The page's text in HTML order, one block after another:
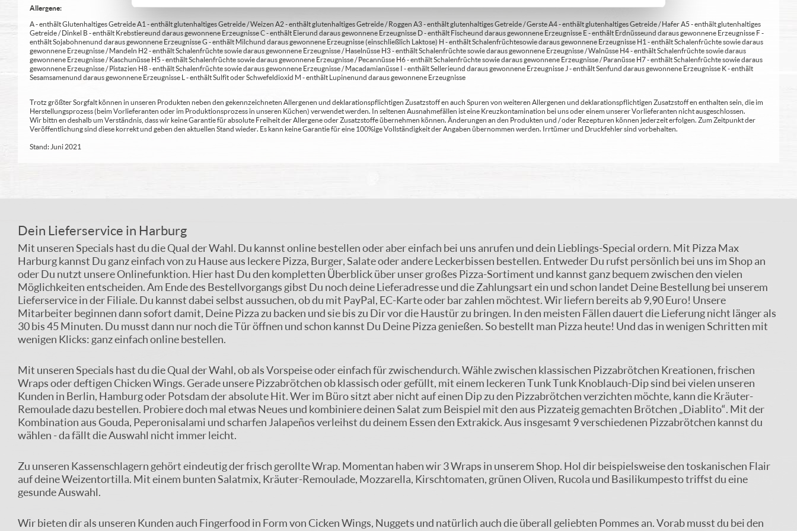
Allergene:
A - enthält Glutenhaltiges Getreide A1 - enthält glutenhaltiges Getreide / Weizen A2 - enthält glutenhaltiges Getreide / Roggen A3 - enthält glutenhaltiges Getreide / Gerste A4 - enthält glutenhaltiges Getreide / Hafer A5 - enthält glutenhaltiges
Getreide / Dinkel B - enthält Krebstiere und daraus gewonnene Erzeugnisse C - enthält Eier und daraus gewonnene Erzeugnisse D - enthält Fische und daraus gewonnene Erzeugnisse E - enthält Erdnüsse und daraus gewonnene Erzeugnisse F -
enthält Sojabohnen und daraus gewonnene Erzeugnisse G - enthält Milch und daraus gewonnene Erzeugnisse (einschließlich Laktose) H - enthält Schalenfrüchte sowie daraus gewonnene Erzeugnisse H1 - enthält Schalenfrüchte sowie daraus
gewonnene Erzeugnisse / Mandeln H2 - enthält Schalenfrüchte sowie daraus gewonnene Erzeugnisse / Haselnüsse H3 - enthält Schalenfrüchte sowie daraus gewonnene Erzeugnisse / Walnüsse H4 - enthält Schalenfrüchte sowie daraus
gewonnene Erzeugnisse / Kaschunüsse H5 - enthält Schalenfrüchte sowie daraus gewonnene Erzeugnisse / Pecannüsse H6 - enthält Schalenfrüchte sowie daraus gewonnene Erzeugnisse / Paranüsse H7 - enthält Schalenfrüchte sowie daraus
gewonnene Erzeugnisse / Pistazien H8 - enthält Schalenfrüchte sowie daraus gewonnene Erzeugnisse / Macadamianüsse I - enthält Sellerie und daraus gewonnene Erzeugnisse J - enthält Senf und daraus gewonnene Erzeugnisse K - enthält
Sesamsamen und daraus gewonnene Erzeugnisse L - enthält Sulfit oder Schwefeldioxid M - enthält Lupinen und daraus gewonnene Erzeugnisse
Trotz größter Sorgfalt können in unseren Produkten neben den gekennzeichneten Allergenen und deklarationspflichtigen Zusatzstoff en auch Spuren von weiteren Allergenen und deklarationspflichtigen Zusatzstoff en enthalten sein, die im
Herstellungsprozess (beim Vorlieferanten oder im Produktionsprozess in unseren Küchen) verwendet werden. In seltenen Ausnahmefällen ist eine Kreuzkontamination bei uns oder einem unserer Vorlieferanten nicht ausgeschlossen.
Wir bittn en deshalb um Verständnis, dass wir keine Garantie für absolute Freiheit der Allergene oder Zusatzstoffe übernehmen können. Änderungen an den Produkten und / oder Rezepturen können jederzeit erfolgen. Zum Zeitpunkt der
Veröffentlichung sind diese korrekt und geben den aktuellen Stand wieder. Es kann keine Garantie für eine 100%ige Vollständigkeit der Angaben übernommen werden. Irrtümer und Druckfehler sind vorbehalten.
Stand: Juni 2021
Dein Lieferservice in Harburg
Mit unseren Specials hast du die Qual der Wahl. Du kannst online bestellen oder aber einfach bei uns anrufen und dein Lieblings-Special ordern. Mit Pizza Max
Harburg kannst Du ganz einfach von zu Hause aus leckere Pizza, Burger, Salate oder andere Leckerbissen bestellen. Entweder Du rufst persönlich bei uns im Shop an
oder Du nutzt unsere Onlinefunktion. Hier hast Du den kompletten Überblick über unser großes Pizza-Sortiment und kannst ganz bequem zwischen den vielen
Möglichkeiten entscheiden. Am Ende des Bestellvorgangs gibst Du noch deine Lieferadresse und die Zahlungsart ein und schon landet Deine Bestellung bei unserem
Lieferservice in der Filiale. Du kannst dabei selbst aussuchen, ob du mit PayPal, EC-Karte oder bar zahlen möchtest. Wir liefern bereits ab 9,90 Euro! Unsere
Mitarbeiter beginnen dann sofort damit, Deine Pizza zu backen und sie bis zu Dir vor die Haustür zu bringen. In den meisten Fällen dauert die Lieferung nicht länger als
30 bis 45 Minuten. Du musst dann nur noch die Tür öffnen und schon kannst Du Deine Pizza genießen. So bestellt man Pizza heute! Und das in wenigen Schritten mit
wenigen Klicks: ganz einfach online bestellen.
Mit unseren Specials hast du die Qual der Wahl, ob als Vorspeise oder einfach für zwischendurch. Wähle zwischen klassischen Pizzabrötchen Kreationen, frischen
Wraps oder deftigen Chicken Wings. Gerade unsere Pizzabrötchen ob klassisch oder gefüllt, mit einem leckeren Tunk Tunk Knoblauch-Dip sind bei vielen unseren
Kunden in Berlin, Hamburg oder Potsdam der absolute Hit. Wer im Büro sitzt aber nicht auf einen Dip zu den Pizzabrötchen verzichten möchte, kann die Kräuter-
Remoulade dazu bestellen. Probiere doch mal etwas Neues und kombiniere deinen Salat zum Beispiel mit den aus Pizzateig gemachten Brötchen „Diablito“. Mit der
Kombination aus Gouda, Peperonisalami und scharfen Jalapeños verleihst du deinem Essen den Extrakick. Aus insgesamt 9 verschiedenen Pizzabrötchen kannst du
wählen - da fällt die Auswahl nicht immer leicht.
Zu unseren Kassenschlagern gehört eindeutig der frisch gerollte Wrap. Momentan haben wir 3 Wraps in unserem Shop. Hol dir beispielsweise den toskanischen Flair
auf deine Weizentortilla. Mit einem bunten Salatmix, Kräuter-Remoulade, Mozzarella, Kirschtomaten, grünen Oliven, Rucola und Basilikumpesto triffst du eine
gesunde Auswahl.
Wir bieten dir als unseren Kunden auch Fingerfood in Form von Cicken Wings, Nuggets und natürlich auch die überall geliebten Pommes an. Vorab musst du bei den